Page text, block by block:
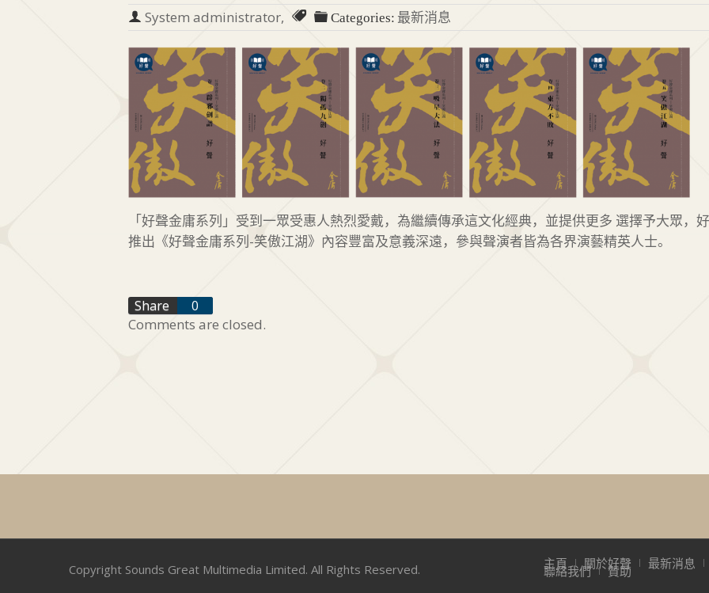
System administrator, Categories: 最新消息
「好聲金庸系列」受到一眾受惠人熱烈愛戴，為繼續傳承這文化經典，並提供更多 選擇予大眾，
推出《好聲金庸系列-笑傲江湖》內容豐富及意義深遠，參與聲演者皆為各界演藝精英人士。
Share
f
t
0
Comments are closed.
Copyright Sounds Great Multimedia Limited. All Rights Reserved. 主頁 關於好聲 最新消息
聯絡我們 贊助